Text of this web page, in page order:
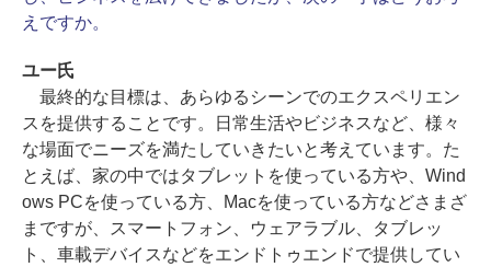
えですか。
ユー氏
最終的な目標は、あらゆるシーンでのエクスペリエン
スを提供することです。日常生活やビジネスなど、様々
な場面でニーズを満たしていきたいと考えています。た
とえば、家の中ではタブレットを使っている方や、Wind
ows PCを使っている方、Macを使っている方などさまざ
まですが、スマートフォン、ウェアラブル、タブレッ
ト、車載デバイスなどをエンドトゥエンドで提供してい